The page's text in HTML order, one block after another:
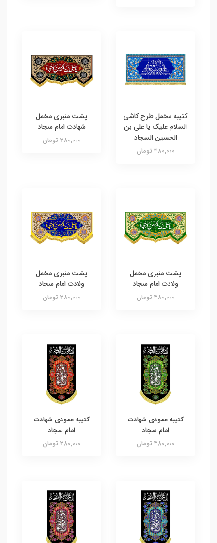
کتیبه مخمل طرح کاشی
السلام علیک یا علی بن
الحسین السجاد
380,000 تومان
پشت منبری مخمل
شهادت امام سجاد
380,000 تومان
پشت منبری مخمل
ولادت امام سجاد
380,000 تومان
پشت منبری مخمل
ولادت امام سجاد
380,000 تومان
کتیبه عمودی شهادت
امام سجاد
380,000 تومان
کتیبه عمودی شهادت
امام سجاد
380,000 تومان